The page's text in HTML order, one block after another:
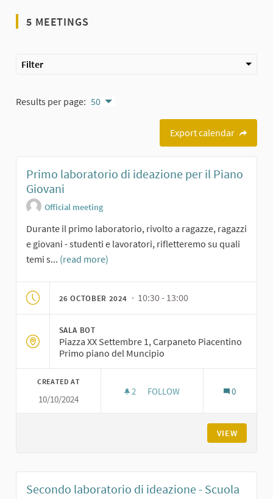
5 MEETINGS
Filter
Results per page: 50
Export calendar
Primo laboratorio di ideazione per il Piano
Giovani
Official meeting
Durante il primo laboratorio, rivolto a ragazze, ragazzi
e giovani - studenti e lavoratori, rifletteremo su quali
temi s... (read more)
26 OCTOBER 2024 · 10:30 - 13:00
SALA BOT
Piazza XX Settembre 1, Carpaneto Piacentino
Primo piano del Muncipio
CREATED AT
10/10/2024
2 2 FOLLOWERS
FOLLOW 0
VIEW
Secondo laboratorio di ideazione - Scuola